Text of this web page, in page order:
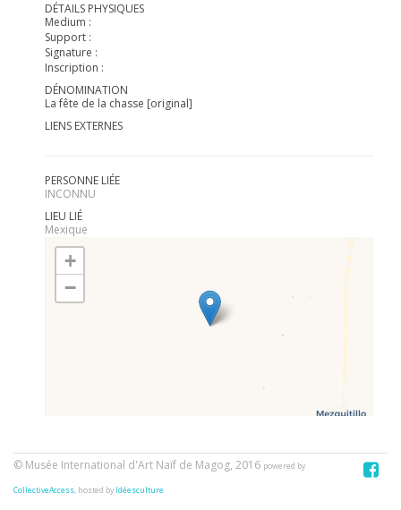
DÉTAILS PHYSIQUES
Medium :
Support :
Signature :
Inscription :
DÉNOMINATION
La fête de la chasse [original]
LIENS EXTERNES
PERSONNE LIÉE
INCONNU
LIEU LIÉ
Mexique
+
−
© Musée International d'Art Naïf de Magog, 2016 powered by
CollectiveAccess, hosted by Idéesculture